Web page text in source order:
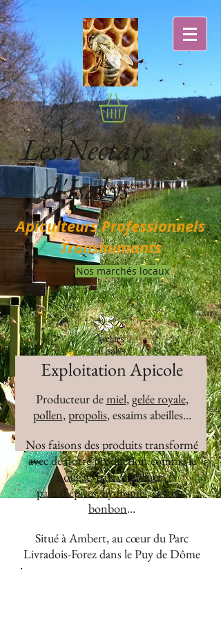
Les Nectars
d'Isalys
Apiculteurs Professionnels
Transhumants
Nos marchés locaux
Exploitation Apicole
Producteur demiel,gelée royale,
pollen,propolis, essaims abeilles...
Nos faisons des produits transformé
avec de notre production comme le
nougat,pâte à tartiner,
pain d'épices,hydromel,savons,
bonbon...
Situé àAmbert, au cœur du Parc
Livradois-Forez dans le Puy de Dôme